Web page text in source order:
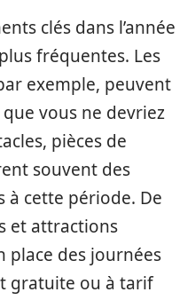
clés dans l’année
fréquentes. Les
exemple, peuvent
vous ne devriez
pièces de
souvent des
cette période. De
et attractions
des journées
gratuite ou à tarif